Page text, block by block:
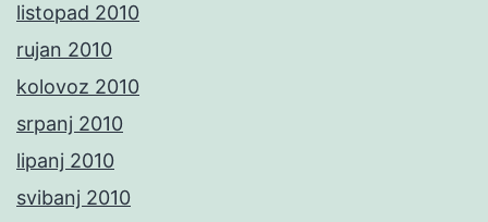
listopad 2010
rujan 2010
kolovoz 2010
srpanj 2010
lipanj 2010
svibanj 2010